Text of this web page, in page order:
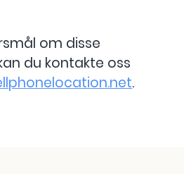
om disse
du kontakte oss
.